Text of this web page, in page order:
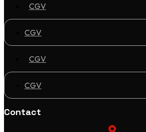
CGV
CGV
CGV
CGV
Contact